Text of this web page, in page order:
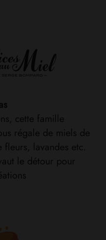
cette famille
régale de miels de
lavandes etc.
le détour pour